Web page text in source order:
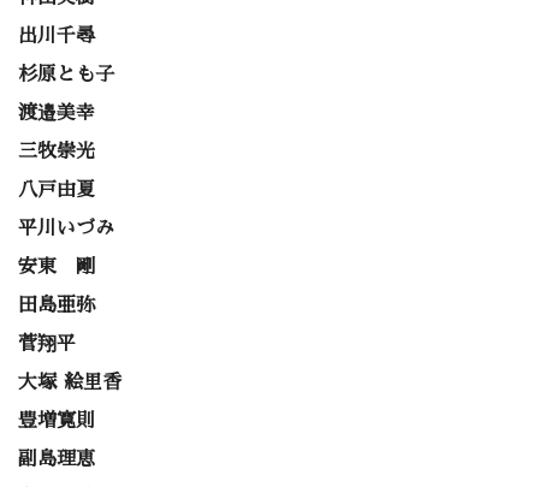
出川千尋
杉原とも子
渡邉美幸
三牧崇光
八戸由夏
平川いづみ
安東 剛
田島亜弥
菅翔平
大塚 絵里香
豊増寛則
副島理恵